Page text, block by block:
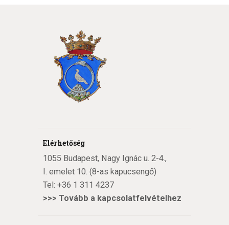
Elérhetőség
1055 Budapest, Nagy Ignác u. 2-4.,
I. emelet 10. (8-as kapucsengő)
Tel: +36 1 311 4237
>>> Tovább a kapcsolatfelvételhez